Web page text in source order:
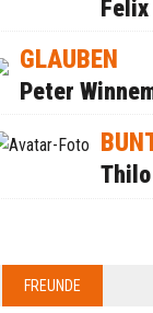
Felix
GLAUBEN
Peter
FREUNDE